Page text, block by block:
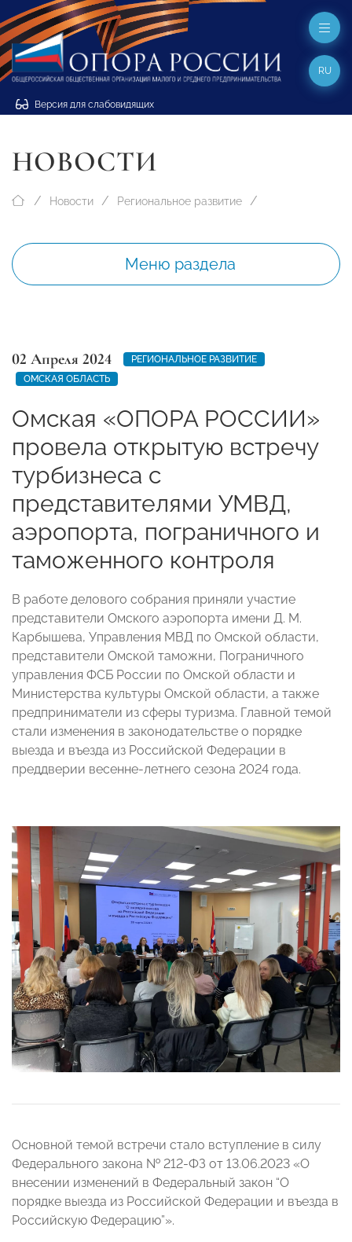
Версия для слабовидящих
RU
НОВОСТИ
Новости Региональное развитие
Меню раздела
02 Апреля 2024
РЕГИОНАЛЬНОЕ РАЗВИТИЕ
ОМСКАЯ ОБЛАСТЬ
Омская «ОПОРА РОССИИ»
провела открытую встречу
турбизнеса с
представителями УМВД,
аэропорта, пограничного и
таможенного контроля
В работе делового собрания приняли участие
представители Омского аэропорта имени Д. М.
Карбышева, Управления МВД по Омской области,
представители Омской таможни, Пограничного
управления ФСБ России по Омской области и
Министерства культуры Омской области, а также
предприниматели из сферы туризма. Главной темой
стали изменения в законодательстве о порядке
выезда и въезда из Российской Федерации в
преддверии весенне-летнего сезона 2024 года.
Основной темой встречи стало вступление в силу
Федерального закона № 212-ФЗ от 13.06.2023 «О
внесении изменений в Федеральный закон “О
порядке выезда из Российской Федерации и въезда в
Российскую Федерацию”».